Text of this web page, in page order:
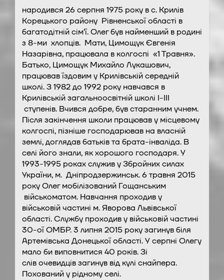
народився 26 серпня 1975 року в с. Крилів
Корецького району Рівненської області в
багатодітній сім’ї. Олег був найменший в родині
з 8-ми хлопців. Мати, Цимощук Євгенія
Назарівна, працювала в колгоспі «1 Травня».
Батько, Цимощук Михайло Лукашович,
працював їздовим у Крилівській середній
школі. З 1982 до 1992 року навчався в
Крилівській загальноосвітній школі І-ІІІ
ступенів. Вчився добре, був старанним учнем.
Після закінчення школи працював у місцевому
колгоспі, пізніше господарював на власній
землі, доглядав батьків та брата-інваліда. В
селі його знали, як хорошого господаря. У
1993-1995 роках служив у Збройних силах
України, м. Дніпродзержинськ. 6 травня 2015
року Олег мобілізований Гощанським
військоматом. Навчання проходив у
військовій частині м. Яворова Львівської
області. Службу проходив у військовій частині
30-ої ОМБР. 3 липня 2015 року загинув біля
Артемівська Донецької області. У серпні Олегу
мало би виповнитися 40 років. Зі
слів очевидців загинув від кулі снайпера.
Похований у рідному селі.